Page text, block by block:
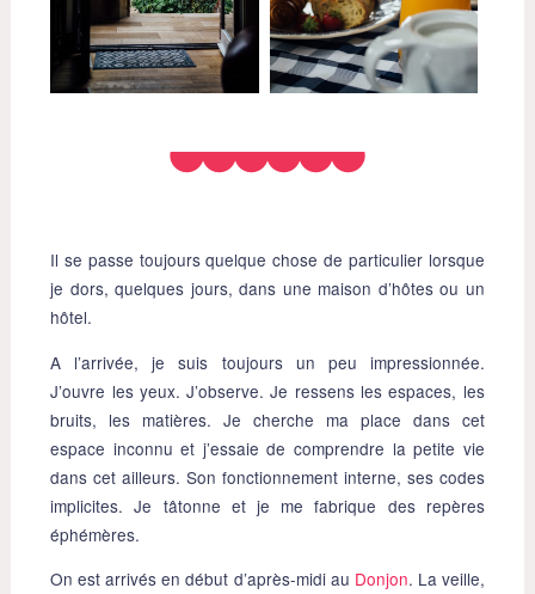
Il se passe toujours quelque chose de particulier lorsque
je dors, quelques jours, dans une maison d’hôtes ou un
hôtel.
A l’arrivée, je suis toujours un peu impressionnée.
J’ouvre les yeux. J’observe. Je ressens les espaces, les
bruits, les matières. Je cherche ma place dans cet
espace inconnu et j’essaie de comprendre la petite vie
dans cet ailleurs. Son fonctionnement interne, ses codes
implicites. Je tâtonne et je me fabrique des repères
éphémères.
On est arrivés en début d’après-midi au Donjon. La veille,